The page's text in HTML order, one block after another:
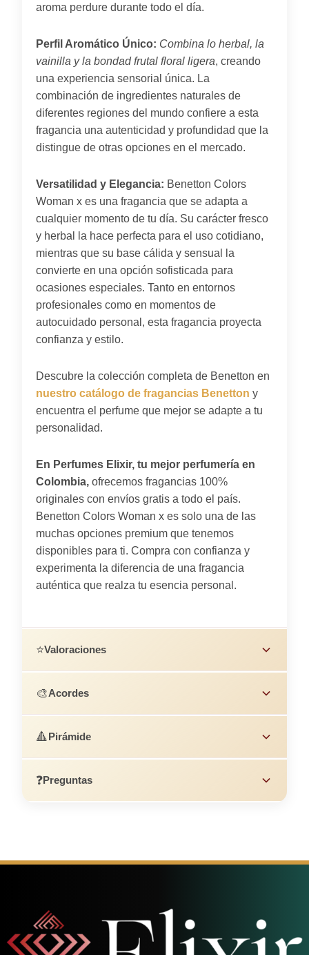
aroma perdure durante todo el día.
Perfil Aromático Único: Combina lo herbal, la
vainilla y la bondad frutal floral ligera, creando
una experiencia sensorial única. La
combinación de ingredientes naturales de
diferentes regiones del mundo confiere a esta
fragancia una autenticidad y profundidad que la
distingue de otras opciones en el mercado.
Versatilidad y Elegancia: Benetton Colors
Woman x es una fragancia que se adapta a
cualquier momento de tu día. Su carácter fresco
y herbal la hace perfecta para el uso cotidiano,
mientras que su base cálida y sensual la
convierte en una opción sofisticada para
ocasiones especiales. Tanto en entornos
profesionales como en momentos de
autocuidado personal, esta fragancia proyecta
confianza y estilo.
Descubre la colección completa de Benetton en
nuestro catálogo de fragancias Benetton y
encuentra el perfume que mejor se adapte a tu
personalidad.
En Perfumes Elixir, tu mejor perfumería en
Colombia, ofrecemos fragancias 100%
originales con envíos gratis a todo el país.
Benetton Colors Woman x es solo una de las
muchas opciones premium que tenemos
disponibles para ti. Compra con confianza y
experimenta la diferencia de una fragancia
auténtica que realza tu esencia personal.
⭐Valoraciones
🎨Acordes
🔺Pirámide
❓Preguntas